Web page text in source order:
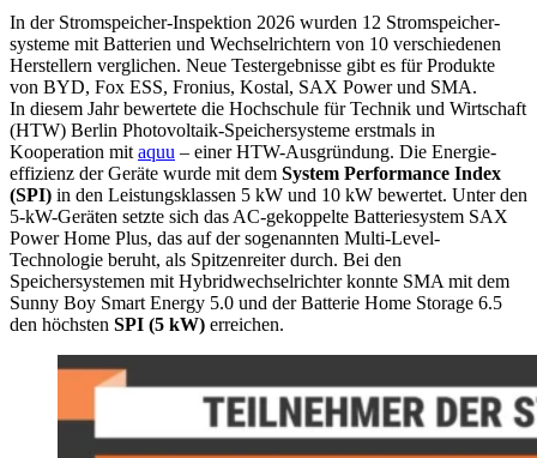
In der Stromspeicher-Inspektion 2026 wurden 12 Stromspeicher­
systeme mit Batterien und Wechselrichtern von 10 verschiedenen
Herstellern verglichen. Neue Testergebnisse gibt es für Produkte
von BYD, Fox ESS, Fronius, Kostal, SAX Power und SMA.
In diesem Jahr bewertete die Hochschule für Technik und Wirtschaft
(HTW) Berlin Photovoltaik-Speichersysteme erstmals in
Kooperation mit aquu – einer HTW-Ausgründung. Die Energie­
effizienz der Geräte wurde mit dem System Performance Index
(SPI) in den Leistungs­klassen 5 kW und 10 kW bewertet. Unter den
5-kW-Geräten setzte sich das AC-gekoppelte Batteriesystem SAX
Power Home Plus, das auf der sogenannten Multi-Level-
Technologie beruht, als Spitzenreiter durch. Bei den
Speichersystemen mit Hybridwechselrichter konnte SMA mit dem
Sunny Boy Smart Energy 5.0 und der Batterie Home Storage 6.5
den höchsten SPI (5 kW) erreichen.